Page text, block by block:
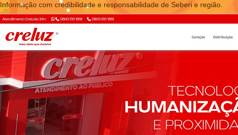
Informação com credibilidade e responsabilidade de Seberi e região.